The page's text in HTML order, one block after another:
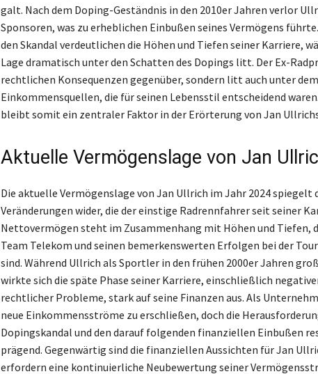
galt. Nach dem Doping-Geständnis in den 2010er Jahren verlor
Sponsoren, was zu erheblichen Einbußen seines Vermögens
den Skandal verdeutlichen die Höhen und Tiefen seiner Karriere,
Lage dramatisch unter den Schatten des Dopings litt. Der Ex-
rechtlichen Konsequenzen gegenüber, sondern litt auch unter
Einkommensquellen, die für seinen Lebensstil entscheidend
bleibt somit ein zentraler Faktor in der Erörterung von Jan
Aktuelle Vermögenslage von Jan
Die aktuelle Vermögenslage von Jan Ullrich im Jahr 2024 spiegelt
Veränderungen wider, die der einstige Radrennfahrer seit seiner
Nettovermögen steht im Zusammenhang mit Höhen und Tiefen,
Team Telekom und seinen bemerkenswerten Erfolgen bei der
sind. Während Ullrich als Sportler in den frühen 2000er Jahren
wirkte sich die späte Phase seiner Karriere, einschließlich
rechtlicher Probleme, stark auf seine Finanzen aus. Als
neue Einkommensströme zu erschließen, doch die
Dopingskandal und den darauf folgenden finanziellen Einbußen
prägend. Gegenwärtig sind die finanziellen Aussichten für Jan
erfordern eine kontinuierliche Neubewertung seiner